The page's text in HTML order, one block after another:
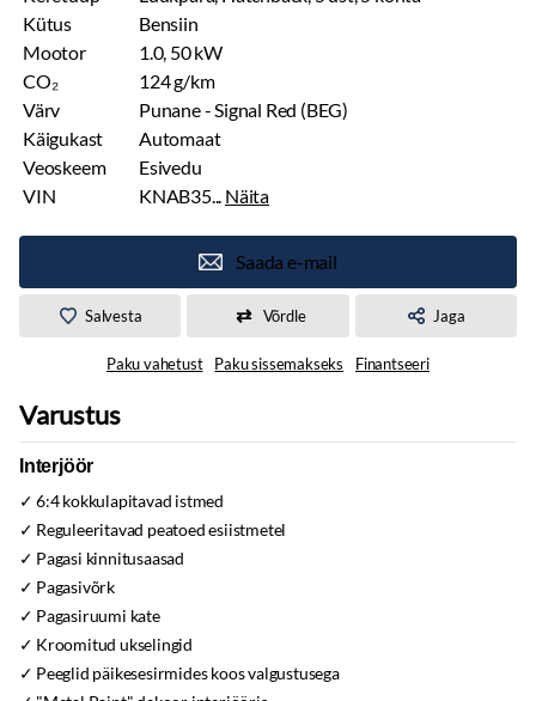
Kütus
Bensiin
Mootor
1.0, 50 kW
CO₂
124 g/km
Värv
Punane - Signal Red (BEG)
Käigukast
Automaat
Veoskeem
Esivedu
VIN
KNAB35... Näita
Saada e-mail
Salvesta Võrdle Jaga
Paku vahetust Paku sissemakseks Finantseeri
Varustus
Interjöör
6:4 kokkulapitavad istmed
Reguleeritavad peatoed esiistmetel
Pagasi kinnitusaasad
Pagasivõrk
Pagasiruumi kate
Kroomitud ukselingid
Peeglid päikesesirmides koos valgustusega